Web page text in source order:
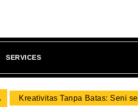
SERVICES
Kreativitas Tanpa Batas: Seni